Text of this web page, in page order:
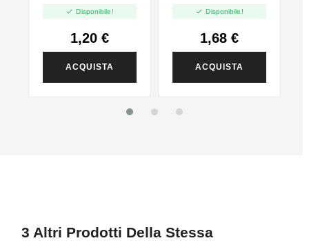
 Disponibile!
1,20 €
ACQUISTA
 Disponibile!
1,68 €
ACQUISTA
3 Altri Prodotti Della Stessa